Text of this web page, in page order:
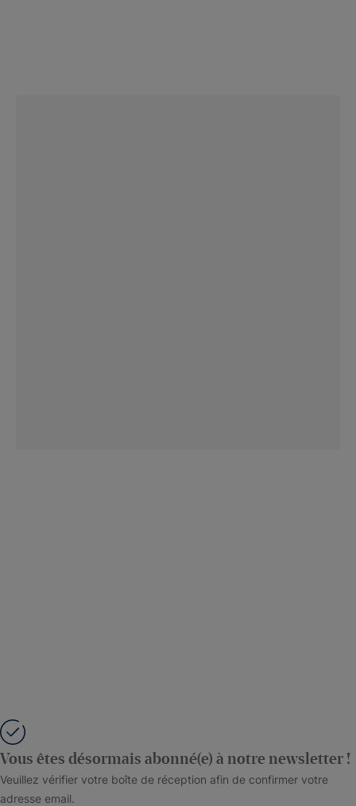
Vous êtes désormais abonné(e) à notre newsletter !
Veuillez vérifier votre boîte de réception afin de confirmer votre
adresse email.